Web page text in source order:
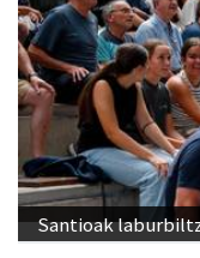
Santioak